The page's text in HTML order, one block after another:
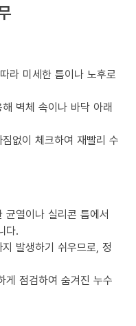
라 미세한 틈이나 노후로
벽체 속이나 바닥 아래
없이 체크하여 재빨리 수
열이나 실리콘 틈에서
다.
발생하기 쉬우므로, 정
게 점검하여 숨겨진 누수